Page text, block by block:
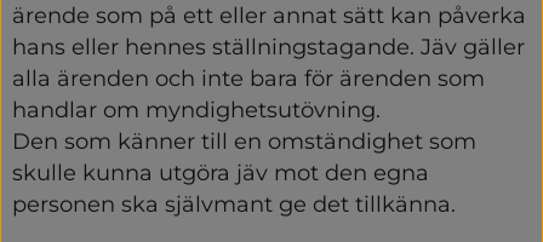
ärende som på ett eller annat sätt kan påverka
hans eller hennes ställningstagande. Jäv gäller
alla ärenden och inte bara för ärenden som
handlar om myndighetsutövning.
Den som känner till en omständighet som
skulle kunna utgöra jäv mot den egna
personen ska självmant ge det tillkänna.